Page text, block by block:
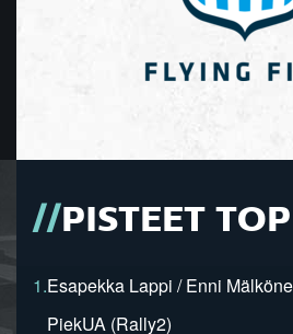
PISTEET
1.Esapekka Lappi / Enni
PiekUA (Rally2)